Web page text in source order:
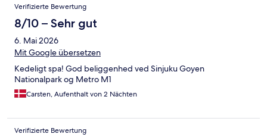
Verifizierte Bewertung
8/10 – Sehr gut
6. Mai 2026
Mit Google übersetzen
Kedeligt spa! God beliggenhed ved Sinjuku Goyen
Nationalpark og Metro M1
Carsten, Aufenthalt von 2 Nächten
Verifizierte Bewertung